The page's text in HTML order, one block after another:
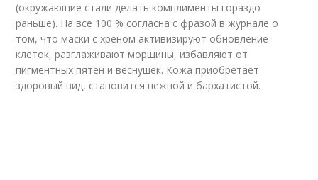
(окружающие стали делать комплименты гораздо
раньше). На все 100 % согласна с фразой в журнале о
том, что маски с хреном активизируют обновление
клеток, разглаживают морщины, избавляют от
пигментных пятен и веснушек. Кожа приобретает
здоровый вид, становится нежной и бархатистой.